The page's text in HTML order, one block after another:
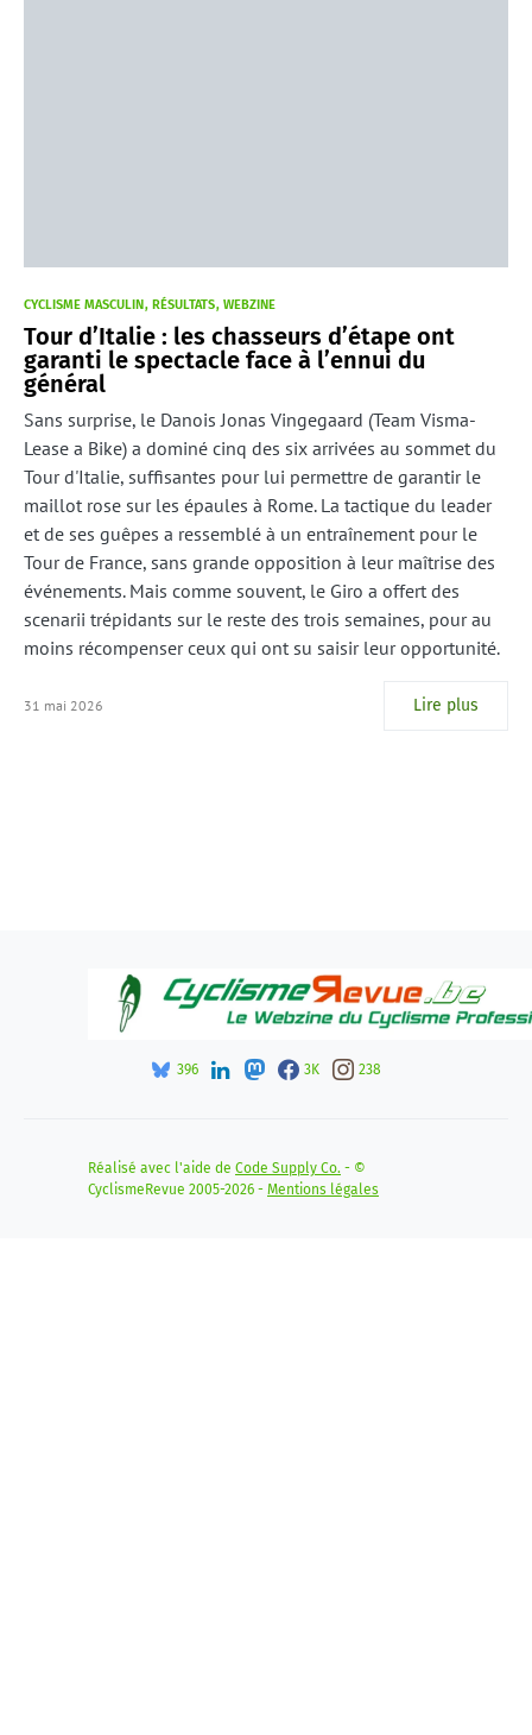
CYCLISME MASCULIN RÉSULTATS WEBZINE
Tour d’Italie : les chasseurs d’étape ont
garanti le spectacle face à l’ennui du
général
Sans surprise, le Danois Jonas Vingegaard (Team Visma-
Lease a Bike) a dominé cinq des six arrivées au sommet du
Tour d'Italie, suffisantes pour lui permettre de garantir le
maillot rose sur les épaules à Rome. La tactique du leader
et de ses guêpes a ressemblé à un entraînement pour le
Tour de France, sans grande opposition à leur maîtrise des
événements. Mais comme souvent, le Giro a offert des
scenarii trépidants sur le reste des trois semaines, pour au
moins récompenser ceux qui ont su saisir leur opportunité.
31 mai 2026 Lire plus
396 3K 238
Réalisé avec l'aide de Code Supply Co. - ©
CyclismeRevue 2005-2026 - Mentions légales